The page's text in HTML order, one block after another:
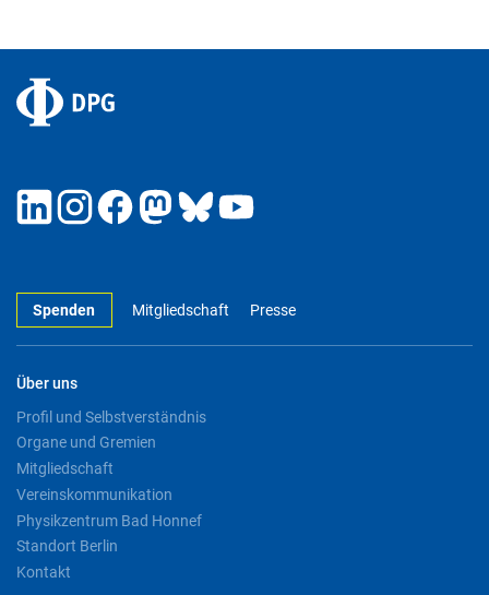
Spenden Mitgliedschaft Presse
Über uns
Profil und Selbstverständnis
Organe und Gremien
Mitgliedschaft
Vereinskommunikation
Physikzentrum Bad Honnef
Standort Berlin
Kontakt